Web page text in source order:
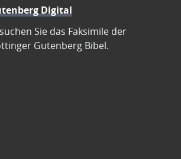
Digital
Sie das Faksimile der
Gutenberg Bibel.